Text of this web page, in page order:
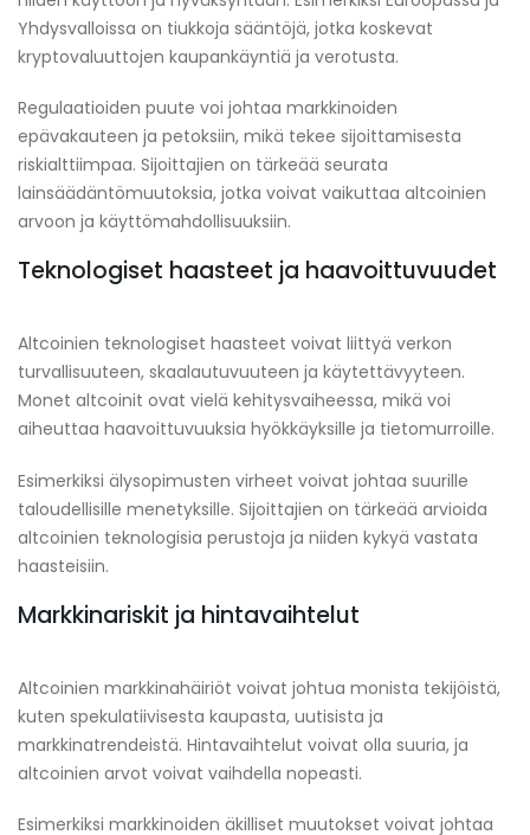
Yhdysvalloissa on tiukkoja sääntöjä, jotka koskevat
kryptovaluuttojen kaupankäyntiä ja verotusta.
Regulaatioiden puute voi johtaa markkinoiden
epävakauteen ja petoksiin, mikä tekee sijoittamisesta
riskialttiimpaa. Sijoittajien on tärkeää seurata
lainsäädäntömuutoksia, jotka voivat vaikuttaa altcoinien
arvoon ja käyttömahdollisuuksiin.
Teknologiset haasteet ja haavoittuvuudet
Altcoinien teknologiset haasteet voivat liittyä verkon
turvallisuuteen, skaalautuvuuteen ja käytettävyyteen.
Monet altcoinit ovat vielä kehitysvaiheessa, mikä voi
aiheuttaa haavoittuvuuksia hyökkäyksille ja tietomurroille.
Esimerkiksi älysopimusten virheet voivat johtaa suurille
taloudellisille menetyksille. Sijoittajien on tärkeää arvioida
altcoinien teknologisia perustoja ja niiden kykyä vastata
haasteisiin.
Markkinariskit ja hintavaihtelut
Altcoinien markkinahäiriöt voivat johtua monista tekijöistä,
kuten spekulatiivisesta kaupasta, uutisista ja
markkinatrendeistä. Hintavaihtelut voivat olla suuria, ja
altcoinien arvot voivat vaihdella nopeasti.
Esimerkiksi markkinoiden äkilliset muutokset voivat johtaa